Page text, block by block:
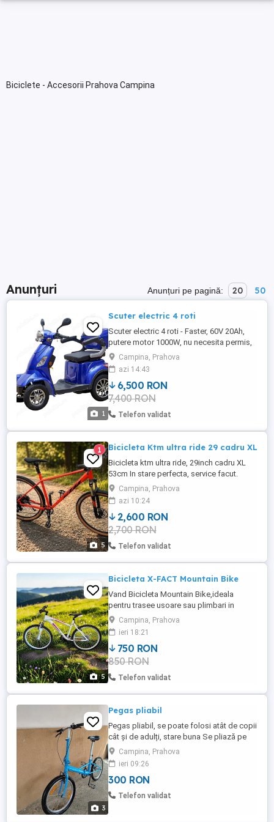
Biciclete - Accesorii Prahova Campina
Anunțuri Anunțuri pe pagină: 20 50
1
Scuter electric 4 roti
Scuter electric 4 roti - Faster, 60V 20Ah,
putere motor 1000W, nu necesita permis,
Albastru. Nu este folosit. L-am cumparat
pentru mine dar nu ma ajuta . Practic este
nou . Am factura si carte la el . Usor
negociabil
Campina, Prahova
azi 14:43
6,500 RON
7,400 RON
Telefon validat
5
1 Bicicleta Ktm ultra ride 29 cadru XL
Bicicleta ktm ultra ride, 29inch cadru XL
53cm In stare perfecta, service facut.
FURCĂ: Pe aer. Suntour XCR 32 Air LO DS
100mm SCHIMBĂTOR FAȚĂ: SRAM SX
Eagle 12speed MANETĂ SCHIMBĂTOR:
SRAM SX Eagle Trigger BRAȚ PEDALIER:
SRAM SX Eagle 34T CASETĂ PINIOANE:
SRAM PG-1210 EAGLE 11-50 LANȚ: SRAM
NX Eagle FRÂNE: ...
Campina, Prahova
azi 10:24
2,600 RON
2,700 RON
Telefon validat
5
Bicicleta X-FACT Mountain Bike
Vand Bicicleta Mountain Bike,ideala
pentru trasee usoare sau plimbari in
oras.Constructie solida,confortabila si
usor de manevrat. Roti 26 Inch Cadru
aluminiu ,marime 19 inch 48 cm Furca fata
suspensie Transmisie Shimano RevoShift
Frane V-brake Culoare alb cu roz Stare
foarte buna Functioneaza ...
Campina, Prahova
ieri 18:21
750 RON
850 RON
Telefon validat
3
Pegas pliabil
Pegas pliabil, se poate folosi atât de copii
cât și de adulți, stare buna Se pliază pe
jumătate, încape foarte ușor în portbagaj.
Preț 300 lei Telefon
Campina, Prahova
ieri 09:26
300 RON
Telefon validat